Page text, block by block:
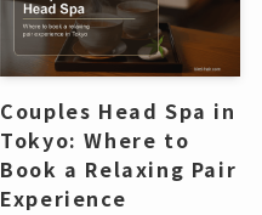
Couples Head Spa in
Tokyo: Where to
Book a Relaxing Pair
Experience